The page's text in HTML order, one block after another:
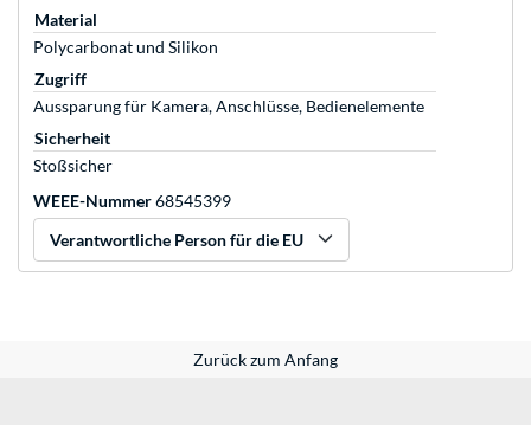
Material
Polycarbonat und Silikon
Zugriff
Aussparung für Kamera, Anschlüsse, Bedienelemente
Sicherheit
Stoßsicher
WEEE-Nummer68545399
Verantwortliche Person für die EU
Zurück zum Anfang